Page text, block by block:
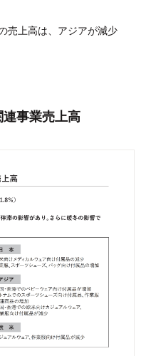
売上高は、アジアが減少
事業売上高